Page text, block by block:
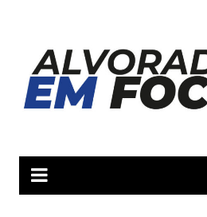
conteúdo